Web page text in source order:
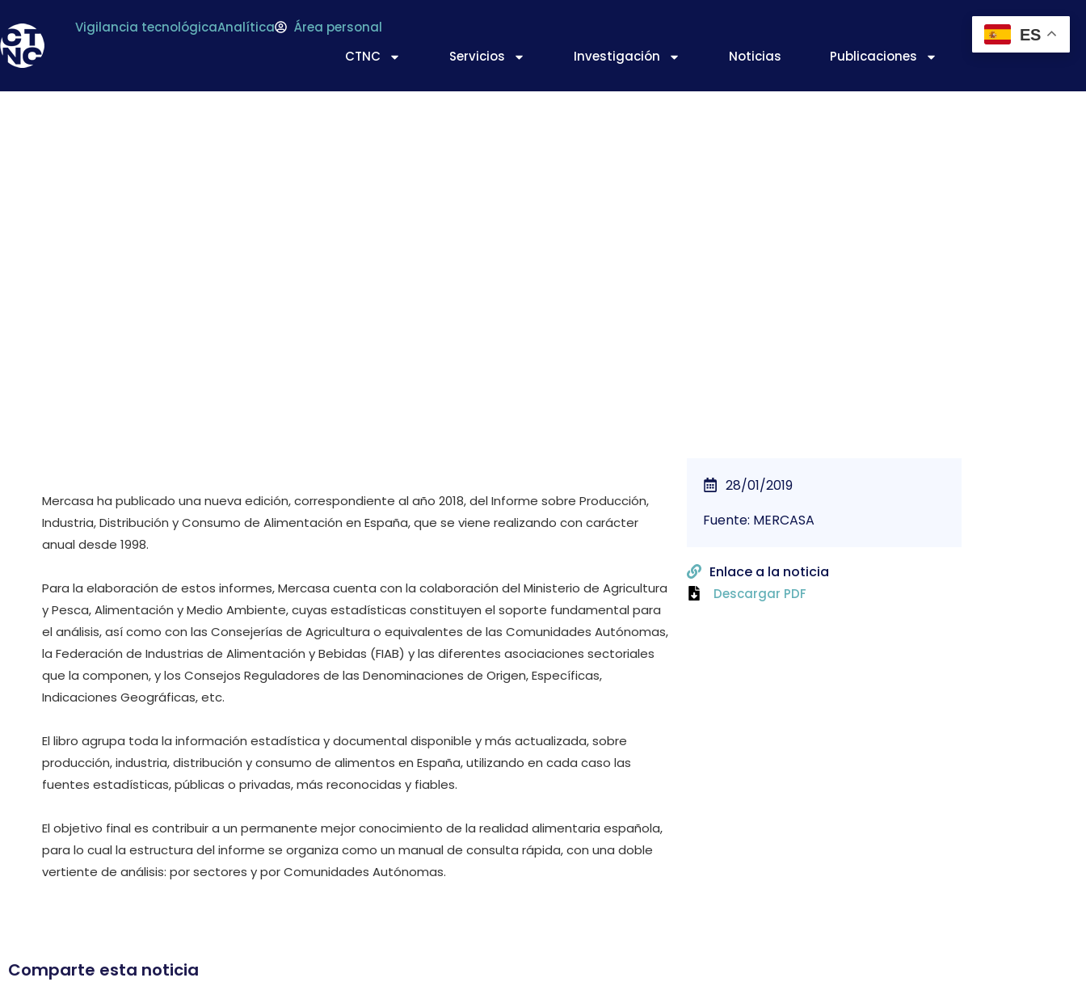
Vigilancia tecnológicaAnalítica
Área personal
CTNC
Servicios Investigación Noticias Publicaciones
Mercasa ha publicado una nueva edición, correspondiente al año 2018, del Informe sobre Producción,
Industria, Distribución y Consumo de Alimentación en España, que se viene realizando con carácter
anual desde 1998.
Para la elaboración de estos informes, Mercasa cuenta con la colaboración del Ministerio de Agricultura
y Pesca, Alimentación y Medio Ambiente, cuyas estadísticas constituyen el soporte fundamental para
el análisis, así como con las Consejerías de Agricultura o equivalentes de las Comunidades Autónomas,
la Federación de Industrias de Alimentación y Bebidas (FIAB) y las diferentes asociaciones sectoriales
que la componen, y los Consejos Reguladores de las Denominaciones de Origen, Específicas,
Indicaciones Geográficas, etc.
El libro agrupa toda la información estadística y documental disponible y más actualizada, sobre
producción, industria, distribución y consumo de alimentos en España, utilizando en cada caso las
fuentes estadísticas, públicas o privadas, más reconocidas y fiables.
El objetivo final es contribuir a un permanente mejor conocimiento de la realidad alimentaria española,
para lo cual la estructura del informe se organiza como un manual de consulta rápida, con una doble
vertiente de análisis: por sectores y por Comunidades Autónomas.
28/01/2019
Fuente: MERCASA
Enlace a la noticia
Descargar PDF
Comparte esta noticia
ES